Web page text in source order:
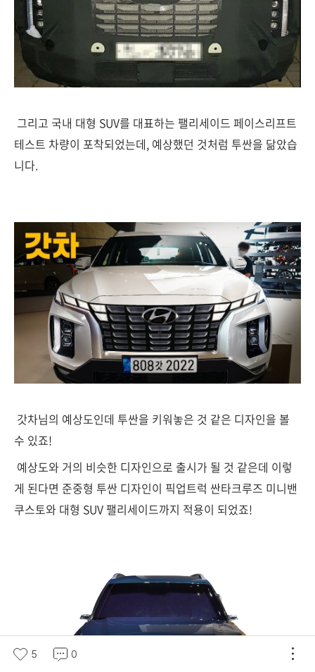
그리고 국내 대형 SUV를 대표하는 팰리세이드 페이스리프트
테스트 차량이 포착되었는데, 예상했던 것처럼 투싼을 닮았습
니다.
갓차님의 예상도인데 투싼을 키워놓은 것 같은 디자인을 볼
수 있죠!
예상도와 거의 비슷한 디자인으로 출시가 될 것 같은데 이렇
게 된다면 준중형 투싼 디자인이 픽업트럭 싼타크루즈 미니밴
쿠스토와 대형 SUV 팰리세이드까지 적용이 되었죠!
5 0